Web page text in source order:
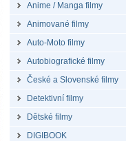
Anime / Manga filmy
Animované filmy
Auto-Moto filmy
Autobiografické filmy
České a Slovenské filmy
Detektivní filmy
Dětské filmy
DIGIBOOK